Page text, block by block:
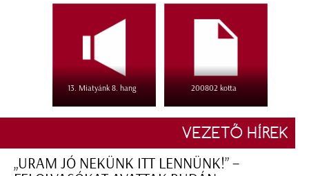
13. Miatyánk 8. hang 200802 kotta
VEZETŐ HÍREK
„URAM JÓ NEKÜNK ITT LENNÜNK!” –